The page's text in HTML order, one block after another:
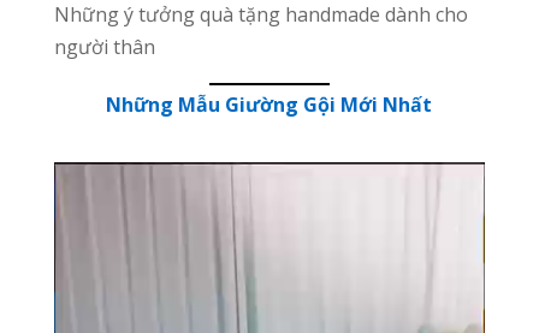
Những ý tưởng quà tặng handmade dành cho
người thân
Những Mẫu Giường Gội Mới Nhất